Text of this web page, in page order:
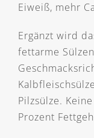
Eiweiß, mehr
Ergänzt wird
fettarme
Pilzsülze.
Prozent